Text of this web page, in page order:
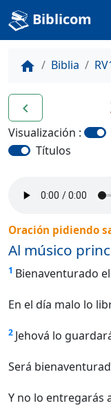
Biblicom
home Biblia
navigate_before
Visualización :
Títulos
Oración pidiendo
Al músico
1 Bienaventurado
En el día malo lo
2 Jehová lo
Será
Y no lo entregarás